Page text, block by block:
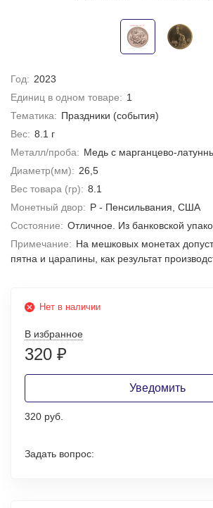
Год: 2023
Единиц в одном товаре: 1
Тематика: Праздники (события)
Вес: 8.1 г
Металл/проба: Медь с марганцево-
Диаметр(мм): 26,5
Вес товара (гр): 8.1
Монетный двор: P - Пенсильвания, США
Состояние: Отличное. Из банковской
Примечание: На мешковых монетах
пятна и царапины, как результат
Нет в наличии
В избранное
320 ₽
Уведомить
320 руб.
Задать вопрос: